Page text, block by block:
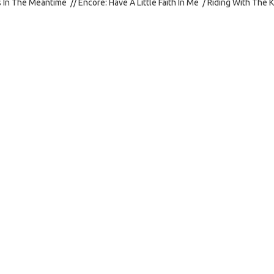
The Meantime // Encore: Have A Little Faith In Me / Riding With The